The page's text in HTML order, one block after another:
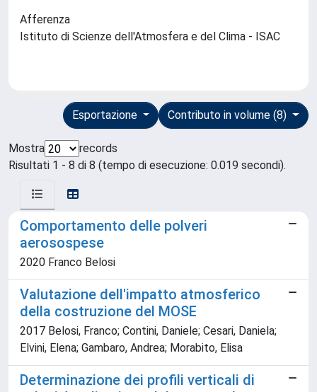
Afferenza
Istituto di Scienze dell'Atmosfera e del Clima - ISAC
Contributo in volume (8)
Esportazione
Mostra
records
Risultati 1 - 8 di 8 (tempo di esecuzione: 0.019 secondi).
Comportamento delle polveri
aerosospese
2020 Franco Belosi
Valutazione dell'impatto atmosferico
della costruzione del MOSE
2017 Belosi, Franco; Contini, Daniele; Cesari, Daniela;
Elvini, Elena; Gambaro, Andrea; Morabito, Elisa
Determinazione dei profili verticali di